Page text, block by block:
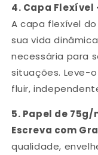
4. Capa Flexível
A capa flexível
sua vida
necessária para
situações. Leve-
fluir,
5. Papel de 75g/
Escreva com
qualidade,